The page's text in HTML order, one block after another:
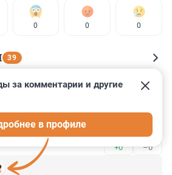
0 0 0
39
- признай иноагентом самого
+0 –0
за комментарии и другие
в профиле